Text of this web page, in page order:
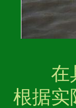
在具
根据实